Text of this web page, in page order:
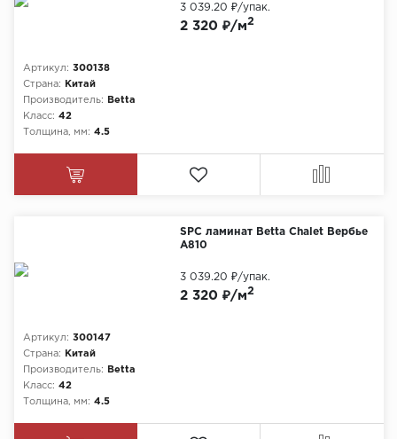
Артикул: 300138
Страна:
Китай
Производитель:
Betta
Класс: 42
Толщина, мм: 4.5
2 320 ₽/м2
3 039.20 ₽/упак.
SPC ламинат Betta Chalet Вербье
A810
Артикул: 300147
Страна:
Китай
Производитель:
Betta
Класс: 42
Толщина, мм: 4.5
2 320 ₽/м2
3 039.20 ₽/упак.